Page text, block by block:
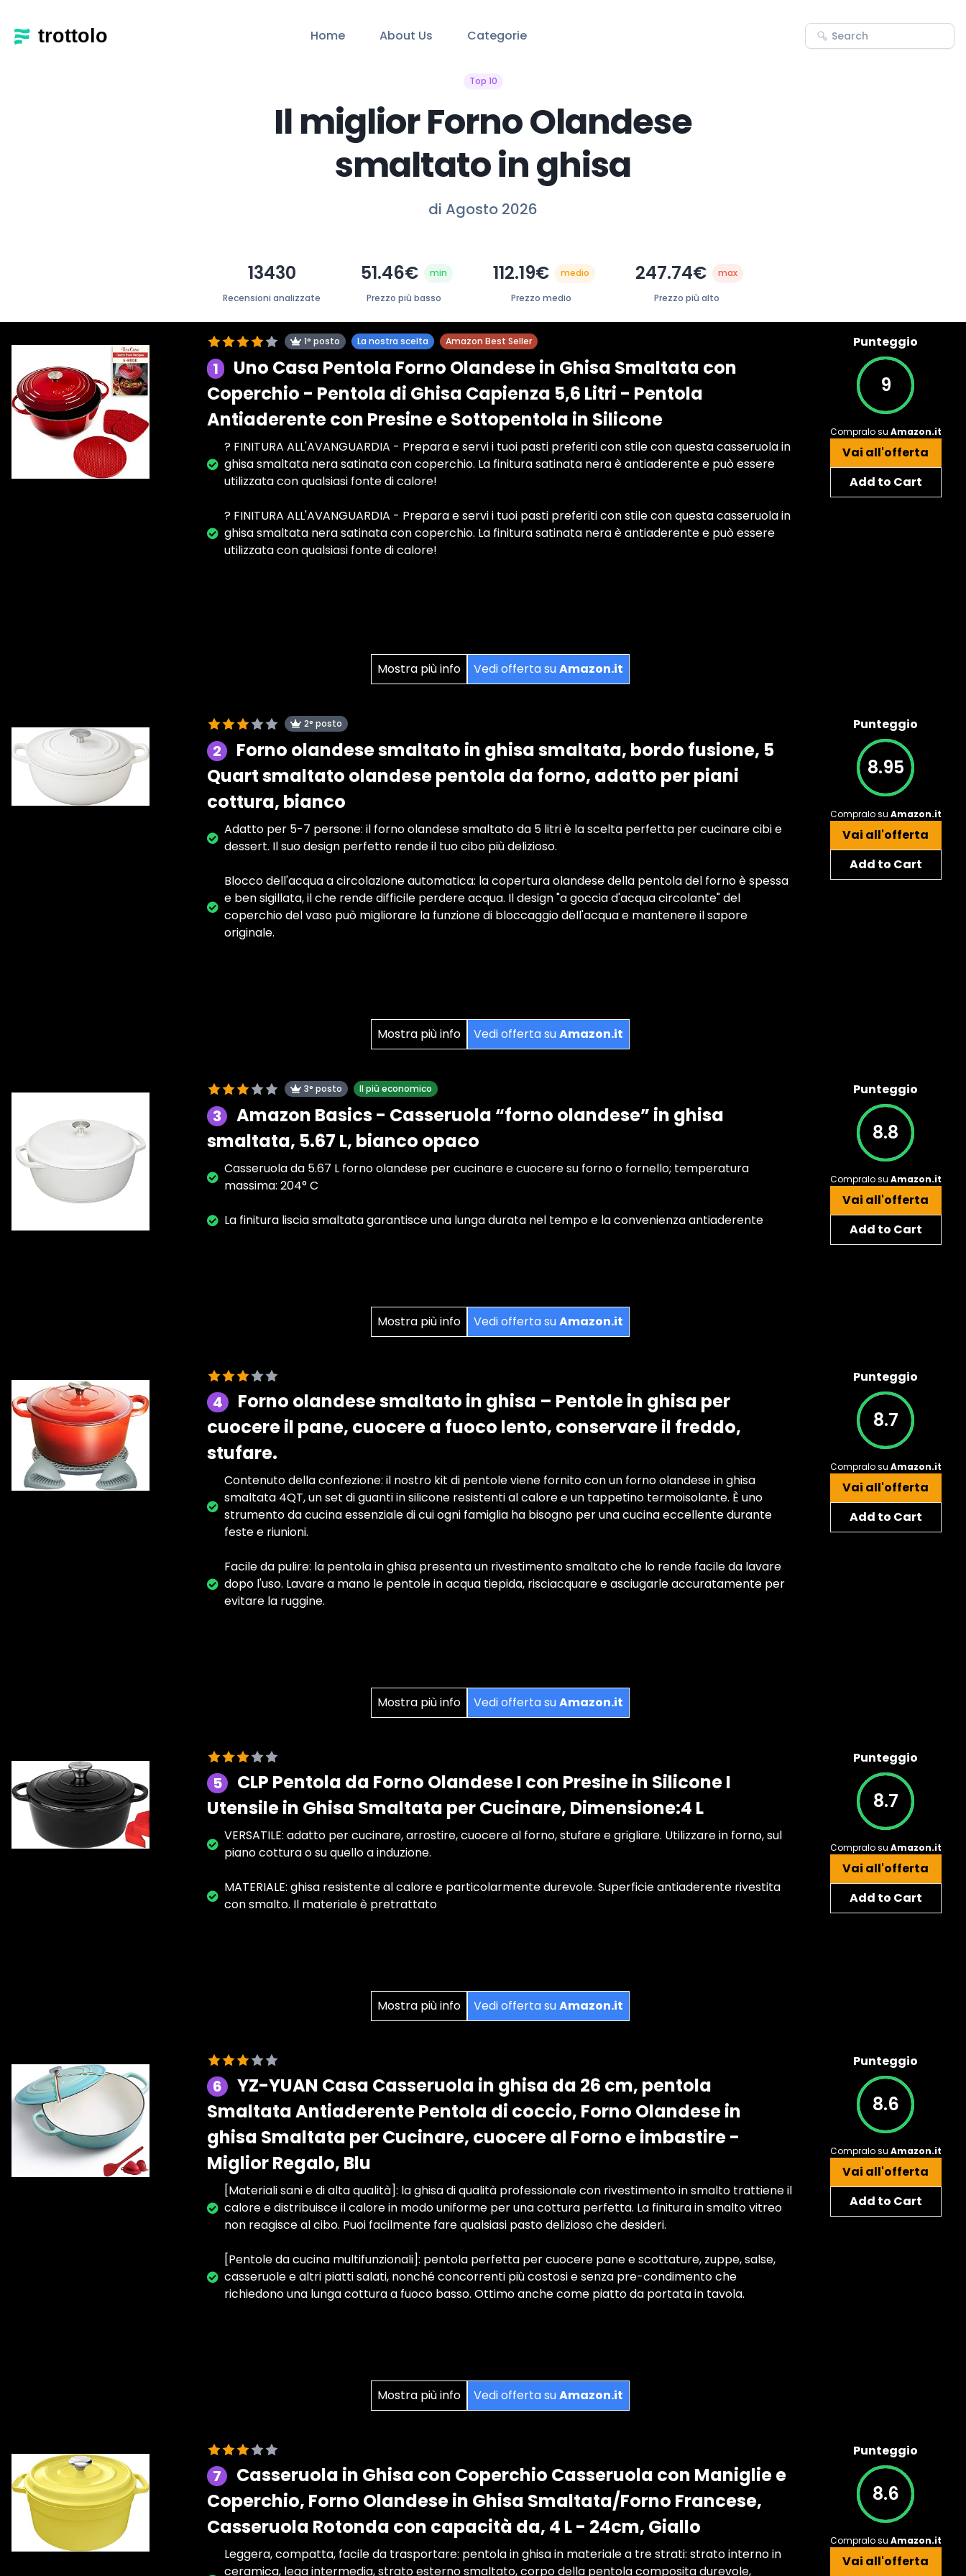
Home About Us Categorie
Top 10
Il miglior Forno Olandese
smaltato in ghisa
di Agosto 2026
13430
Recensioni analizzate
51.46€ min
Prezzo più basso
112.19€ medio
Prezzo medio
247.74€ max
Prezzo più alto
1° posto La nostra scelta Amazon Best Seller
1
Uno Casa Pentola Forno Olandese in Ghisa Smaltata con
Coperchio - Pentola di Ghisa Capienza 5,6 Litri - Pentola
Antiaderente con Presine e Sottopentola in Silicone
? FINITURA ALL'AVANGUARDIA - Prepara e servi i tuoi pasti preferiti con stile con questa casseruola in
ghisa smaltata nera satinata con coperchio. La finitura satinata nera è antiaderente e può essere
utilizzata con qualsiasi fonte di calore!
? FINITURA ALL'AVANGUARDIA - Prepara e servi i tuoi pasti preferiti con stile con questa casseruola in
ghisa smaltata nera satinata con coperchio. La finitura satinata nera è antiaderente e può essere
utilizzata con qualsiasi fonte di calore!
Mostra più info Vedi offerta suAmazon.it
Punteggio
9
Compralo su Amazon.it
Vai all'offerta
Add to Cart
2° posto
2
Forno olandese smaltato in ghisa smaltata, bordo fusione, 5
Quart smaltato olandese pentola da forno, adatto per piani
cottura, bianco
Adatto per 5-7 persone: il forno olandese smaltato da 5 litri è la scelta perfetta per cucinare cibi e
dessert. Il suo design perfetto rende il tuo cibo più delizioso.
Blocco dell'acqua a circolazione automatica: la copertura olandese della pentola del forno è spessa
e ben sigillata, il che rende difficile perdere acqua. Il design "a goccia d'acqua circolante" del
coperchio del vaso può migliorare la funzione di bloccaggio dell'acqua e mantenere il sapore
originale.
Mostra più info Vedi offerta suAmazon.it
Punteggio
8.95
Compralo su Amazon.it
Vai all'offerta
Add to Cart
3° posto Il più economico
3
Amazon Basics - Casseruola “forno olandese” in ghisa
smaltata, 5.67 L, bianco opaco
Casseruola da 5.67 L forno olandese per cucinare e cuocere su forno o fornello; temperatura
massima: 204° C
La finitura liscia smaltata garantisce una lunga durata nel tempo e la convenienza antiaderente
Mostra più info Vedi offerta suAmazon.it
Punteggio
8.8
Compralo su Amazon.it
Vai all'offerta
Add to Cart
4
Forno olandese smaltato in ghisa – Pentole in ghisa per
cuocere il pane, cuocere a fuoco lento, conservare il freddo,
stufare.
Contenuto della confezione: il nostro kit di pentole viene fornito con un forno olandese in ghisa
smaltata 4QT, un set di guanti in silicone resistenti al calore e un tappetino termoisolante. È uno
strumento da cucina essenziale di cui ogni famiglia ha bisogno per una cucina eccellente durante
feste e riunioni.
Facile da pulire: la pentola in ghisa presenta un rivestimento smaltato che lo rende facile da lavare
dopo l'uso. Lavare a mano le pentole in acqua tiepida, risciacquare e asciugarle accuratamente per
evitare la ruggine.
Mostra più info Vedi offerta suAmazon.it
Punteggio
8.7
Compralo su Amazon.it
Vai all'offerta
Add to Cart
5
CLP Pentola da Forno Olandese I con Presine in Silicone I
Utensile in Ghisa Smaltata per Cucinare, Dimensione:4 L
VERSATILE: adatto per cucinare, arrostire, cuocere al forno, stufare e grigliare. Utilizzare in forno, sul
piano cottura o su quello a induzione.
MATERIALE: ghisa resistente al calore e particolarmente durevole. Superficie antiaderente rivestita
con smalto. Il materiale è pretrattato
Mostra più info Vedi offerta suAmazon.it
Punteggio
8.7
Compralo su Amazon.it
Vai all'offerta
Add to Cart
6
YZ-YUAN Casa Casseruola in ghisa da 26 cm, pentola
Smaltata Antiaderente Pentola di coccio, Forno Olandese in
ghisa Smaltata per Cucinare, cuocere al Forno e imbastire -
Miglior Regalo, Blu
[Materiali sani e di alta qualità]: la ghisa di qualità professionale con rivestimento in smalto trattiene il
calore e distribuisce il calore in modo uniforme per una cottura perfetta. La finitura in smalto vitreo
non reagisce al cibo. Puoi facilmente fare qualsiasi pasto delizioso che desideri.
[Pentole da cucina multifunzionali]: pentola perfetta per cuocere pane e scottature, zuppe, salse,
casseruole e altri piatti salati, nonché concorrenti più costosi e senza pre-condimento che
richiedono una lunga cottura a fuoco basso. Ottimo anche come piatto da portata in tavola.
Mostra più info Vedi offerta suAmazon.it
Punteggio
8.6
Compralo su Amazon.it
Vai all'offerta
Add to Cart
7
Casseruola in Ghisa con Coperchio Casseruola con Maniglie e
Coperchio, Forno Olandese in Ghisa Smaltata/Forno Francese,
Casseruola Rotonda con capacità da, 4 L - 24cm, Giallo
Leggera, compatta, facile da trasportare: pentola in ghisa in materiale a tre strati: strato interno in
ceramica, lega intermedia, strato esterno smaltato, corpo della pentola composita durevole,
Punteggio
8.6
Compralo su Amazon.it
Vai all'offerta